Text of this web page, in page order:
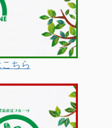
ちら